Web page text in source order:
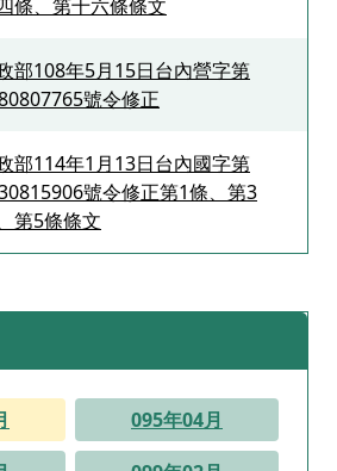
條、第十六條條文
部108年5月15日台內營字第
號令修正
部114年1月13日台內國字第
號令修正第1條、第3
第5條條文
095年04月